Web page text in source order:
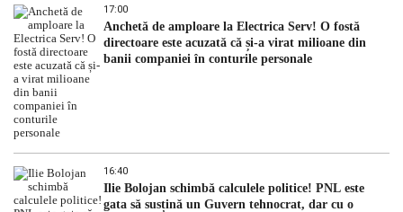
17:00
Anchetă de amploare la Electrica Serv! O fostă
directoare este acuzată că și-a virat milioane din
banii companiei în conturile personale
16:40
Ilie Bolojan schimbă calculele politice! PNL este
gata să susțină un Guvern tehnocrat, dar cu o